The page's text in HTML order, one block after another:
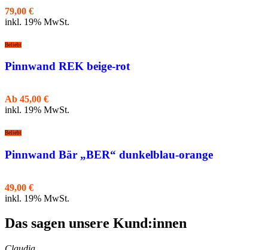
79,00 €
inkl. 19% MwSt.
Beliebt
Pinnwand REK beige-rot
Ab 45,00 €
inkl. 19% MwSt.
Beliebt
Pinnwand Bär „BER“ dunkelblau-orange
49,00 €
inkl. 19% MwSt.
Das sagen unsere Kund:innen